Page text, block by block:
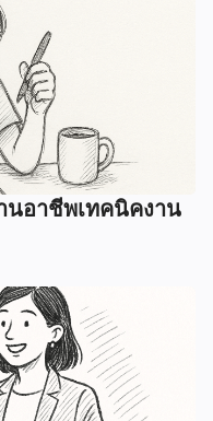
นอาชีพเทคนิคงาน